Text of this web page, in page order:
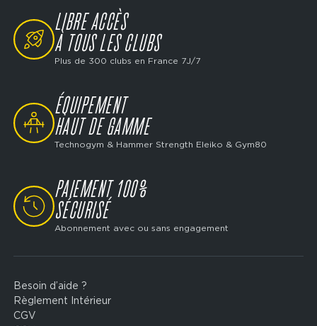
SVG
LIBRE ACCÈS
À TOUS LES CLUBS
Plus de 300 clubs en France 7J/7
SVG
ÉQUIPEMENT
HAUT DE GAMME
Technogym & Hammer Strength Eleiko & Gym80
SVG
PAIEMENT 100%
SÉCURISÉ
Abonnement avec ou sans engagement
Footer
legal
Besoin d’aide ?
Règlement Intérieur
CGV